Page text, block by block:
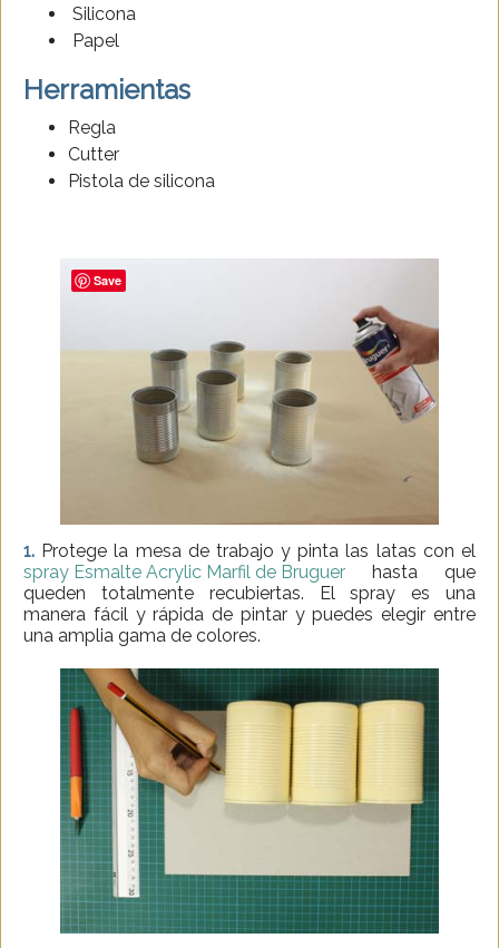
Silicona
Papel
Herramientas
Regla
Cutter
Pistola de silicona
1. Protege la mesa de trabajo y pinta las latas con el
spray Esmalte Acrylic Marfil de Bruguer hasta que
queden totalmente recubiertas. El spray es una
manera fácil y rápida de pintar y puedes elegir entre
una amplia gama de colores.
Save